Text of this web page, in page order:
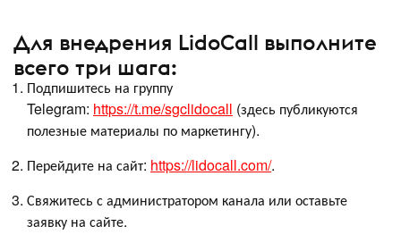
Для внедрения LidoCall выполните
всего три шага:
Подпишитесь на группу
Telegram: https://t.me/sgclidocall (здесь публикуются
полезные материалы по маркетингу).
Перейдите на сайт: https://lidocall.com/.
Свяжитесь с администратором канала или оставьте
заявку на сайте.